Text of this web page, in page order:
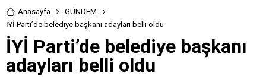
Anasayfa
GÜNDEM
İYİ Parti’de belediye başkanı adayları belli oldu
İYİ Parti’de belediye başkanı
adayları belli oldu